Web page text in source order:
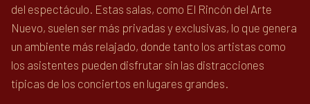
del espectáculo. Estas salas, como El Rincón del Arte
Nuevo, suelen ser más privadas y exclusivas, lo que genera
un ambiente más relajado, donde tanto los artistas como
los asistentes pueden disfrutar sin las distracciones
típicas de los conciertos en lugares grandes.